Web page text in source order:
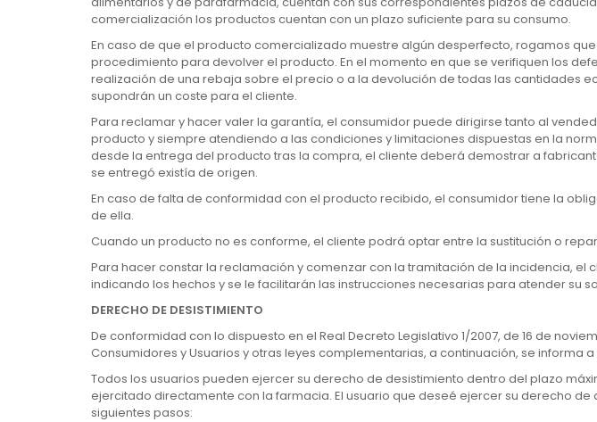
comercialización los productos cuentan con un plazo suficiente para su consumo.
En caso de que el producto comercializado muestre algún desperfecto, rogamos
procedimiento para devolver el producto. En el momento en que se verifiquen los
realización de una rebaja sobre el precio o a la devolución de todas las cantidades
supondrán un coste para el cliente.
Para reclamar y hacer valer la garantía, el consumidor puede dirigirse tanto al
producto y siempre atendiendo a las condiciones y limitaciones dispuestas en la
desde la entrega del producto tras la compra, el cliente deberá demostrar a
se entregó existía de origen.
En caso de falta de conformidad con el producto recibido, el consumidor tiene la
de ella.
Cuando un producto no es conforme, el cliente podrá optar entre la sustitución o
Para hacer constar la reclamación y comenzar con la tramitación de la incidencia,
indicando los hechos y se le facilitarán las instrucciones necesarias para atender su
DERECHO DE DESISTIMIENTO
De conformidad con lo dispuesto en el Real Decreto Legislativo 1/2007, de 16 de
Consumidores y Usuarios y otras leyes complementarias, a continuación, se informa
Todos los usuarios pueden ejercer su derecho de desistimiento dentro del plazo
ejercitado directamente con la farmacia. El usuario que deseé ejercer su derecho
siguientes pasos: